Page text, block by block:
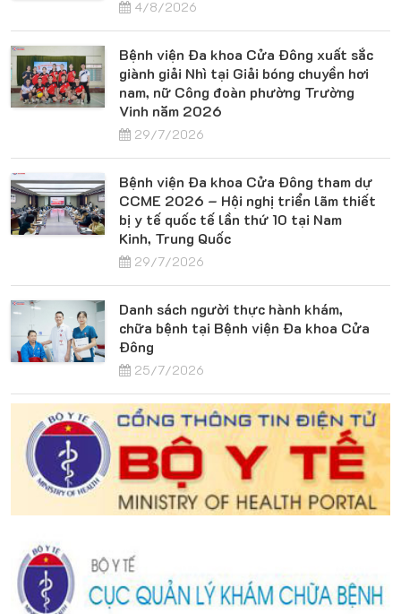
4/8/2026
Bệnh viện Đa khoa Cửa Đông xuất sắc
giành giải Nhì tại Giải bóng chuyền hơi
nam, nữ Công đoàn phường Trường
Vinh năm 2026
29/7/2026
Bệnh viện Đa khoa Cửa Đông tham dự
CCME 2026 – Hội nghị triển lãm thiết
bị y tế quốc tế lần thứ 10 tại Nam
Kinh, Trung Quốc
29/7/2026
Danh sách người thực hành khám,
chữa bệnh tại Bệnh viện Đa khoa Cửa
Đông
25/7/2026